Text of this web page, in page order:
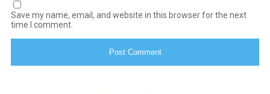
Save my name, email, and website in this browser for the next
time I comment.